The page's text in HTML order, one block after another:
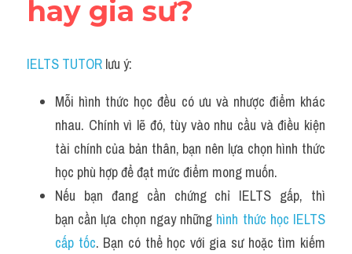
hay gia sư?
IELTS TUTOR lưu ý:
Mỗi hình thức học đều có ưu và nhược điểm khác
nhau. Chính vì lẽ đó, tùy vào nhu cầu và điều kiện
tài chính của bản thân, bạn nên lựa chọn hình thức
học phù hợp để đạt mức điểm mong muốn.
Nếu bạn đang cần chứng chỉ IELTS gấp, thì
bạn cần lựa chọn ngay những hình thức học IELTS
cấp tốc. Bạn có thể học với gia sư hoặc tìm kiếm